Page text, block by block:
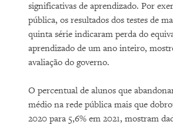
significativas de aprendizado. Por
pública, os resultados dos testes de
quinta série indicaram perda do
aprendizado de um ano inteiro,
avaliação do governo.
O percentual de alunos que
médio na rede pública mais que
2020 para 5,6% em 2021, mostram